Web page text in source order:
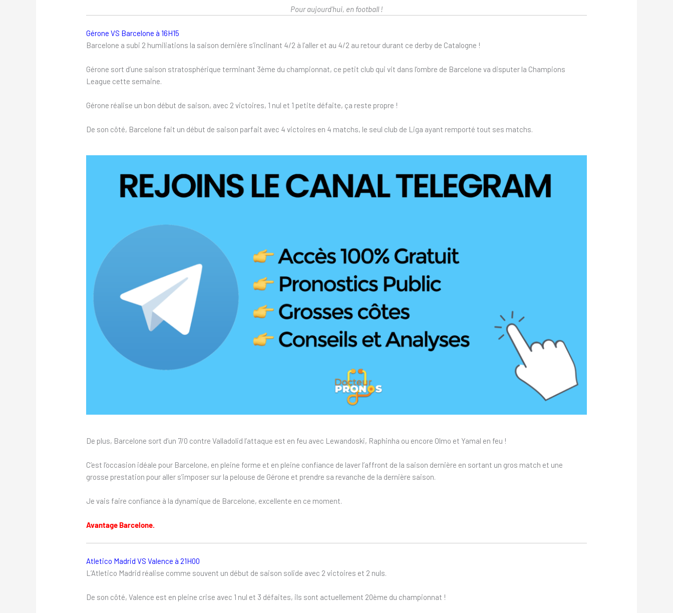
Pour aujourd’hui, en football !
Gérone VS Barcelone à 16H15
Barcelone a subi 2 humiliations la saison dernière s’inclinant 4/2 à l’aller et au 4/2 au retour durant ce derby de Catalogne !
Gérone sort d’une saison stratosphérique terminant 3ème du championnat, ce petit club qui vit dans l’ombre de Barcelone va disputer la Champions
League cette semaine.
Gérone réalise un bon début de saison, avec 2 victoires, 1 nul et 1 petite défaite, ça reste propre !
De son côté, Barcelone fait un début de saison parfait avec 4 victoires en 4 matchs, le seul club de Liga ayant remporté tout ses matchs.
De plus, Barcelone sort d’un 7/0 contre Valladolid l’attaque est en feu avec Lewandoski, Raphinha ou encore Olmo et Yamal en feu !
C’est l’occasion idéale pour Barcelone, en pleine forme et en pleine confiance de laver l’affront de la saison dernière en sortant un gros match et une
grosse prestation pour aller s’imposer sur la pelouse de Gérone et prendre sa revanche de la dernière saison.
Je vais faire confiance à la dynamique de Barcelone, excellente en ce moment.
Avantage Barcelone.
Atletico Madrid VS Valence à 21H00
L’Atletico Madrid réalise comme souvent un début de saison solide avec 2 victoires et 2 nuls.
De son côté, Valence est en pleine crise avec 1 nul et 3 défaites, ils sont actuellement 20ème du championnat !